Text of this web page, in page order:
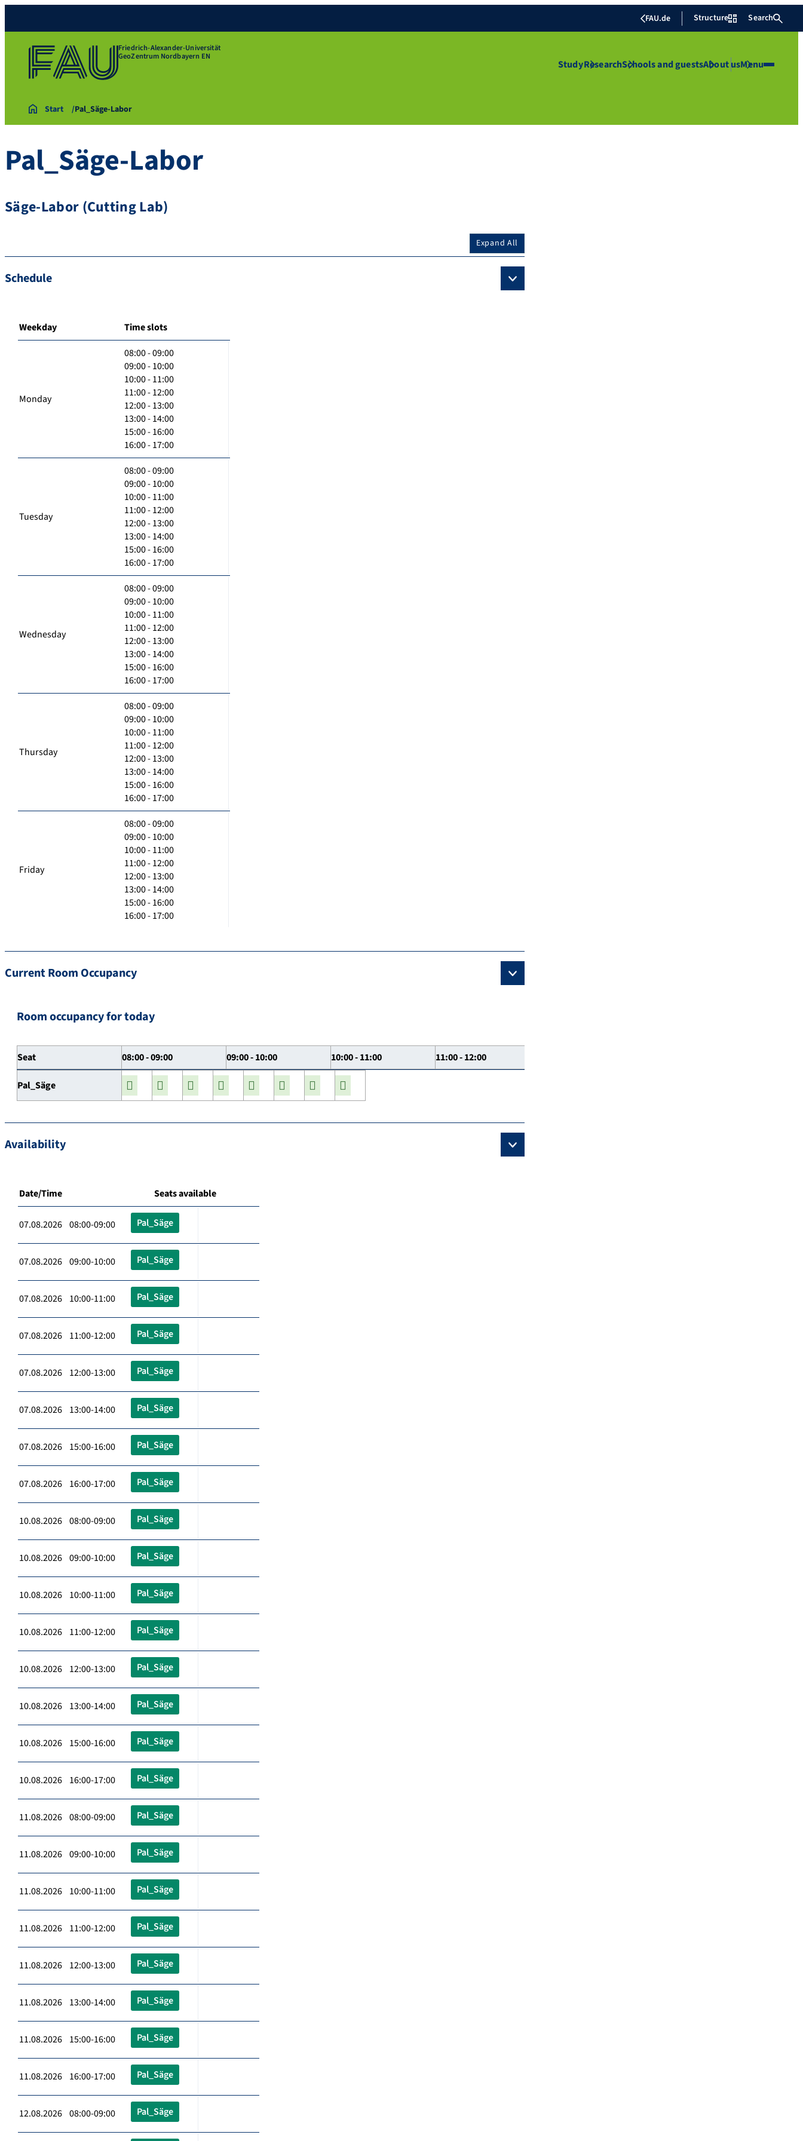
FAU.de Structure Search
Friedrich-Alexander-Universität
GeoZentrum Nordbayern EN
StudyResearchSchools and guestsAbout usMenu
Start Pal_Säge-Labor
Pal_Säge-Labor
Säge-Labor (Cutting Lab)
Expand All
Schedule
Weekday Time slots
Monday
08:00 - 09:00
09:00 - 10:00
10:00 - 11:00
11:00 - 12:00
12:00 - 13:00
13:00 - 14:00
15:00 - 16:00
16:00 - 17:00
Tuesday
08:00 - 09:00
09:00 - 10:00
10:00 - 11:00
11:00 - 12:00
12:00 - 13:00
13:00 - 14:00
15:00 - 16:00
16:00 - 17:00
Wednesday
08:00 - 09:00
09:00 - 10:00
10:00 - 11:00
11:00 - 12:00
12:00 - 13:00
13:00 - 14:00
15:00 - 16:00
16:00 - 17:00
Thursday
08:00 - 09:00
09:00 - 10:00
10:00 - 11:00
11:00 - 12:00
12:00 - 13:00
13:00 - 14:00
15:00 - 16:00
16:00 - 17:00
Friday
08:00 - 09:00
09:00 - 10:00
10:00 - 11:00
11:00 - 12:00
12:00 - 13:00
13:00 - 14:00
15:00 - 16:00
16:00 - 17:00
Current Room Occupancy
Room occupancy for today
Seat 08:00 - 09:00 09:00 - 10:00 10:00 - 11:00 11:00 - 12:00
Pal_Säge
Availability
Date/Time Seats available
07.08.2026 08:00-09:00 Pal_Säge
07.08.2026 09:00-10:00 Pal_Säge
07.08.2026 10:00-11:00 Pal_Säge
07.08.2026 11:00-12:00 Pal_Säge
07.08.2026 12:00-13:00 Pal_Säge
07.08.2026 13:00-14:00 Pal_Säge
07.08.2026 15:00-16:00 Pal_Säge
07.08.2026 16:00-17:00 Pal_Säge
10.08.2026 08:00-09:00 Pal_Säge
10.08.2026 09:00-10:00 Pal_Säge
10.08.2026 10:00-11:00 Pal_Säge
10.08.2026 11:00-12:00 Pal_Säge
10.08.2026 12:00-13:00 Pal_Säge
10.08.2026 13:00-14:00 Pal_Säge
10.08.2026 15:00-16:00 Pal_Säge
10.08.2026 16:00-17:00 Pal_Säge
11.08.2026 08:00-09:00 Pal_Säge
11.08.2026 09:00-10:00 Pal_Säge
11.08.2026 10:00-11:00 Pal_Säge
11.08.2026 11:00-12:00 Pal_Säge
11.08.2026 12:00-13:00 Pal_Säge
11.08.2026 13:00-14:00 Pal_Säge
11.08.2026 15:00-16:00 Pal_Säge
11.08.2026 16:00-17:00 Pal_Säge
12.08.2026 08:00-09:00 Pal_Säge